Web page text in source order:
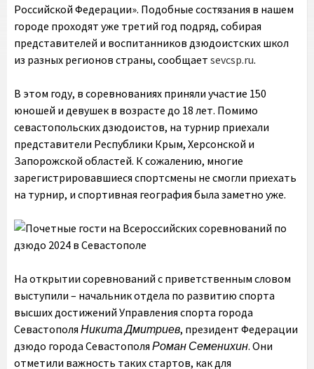
Российской Федерации». Подобные состязания в нашем
городе проходят уже третий год подряд, собирая
представителей и воспитанников дзюдоистских школ
из разных регионов страны, сообщает sevcsp.ru.
В этом году, в соревнованиях приняли участие 150
юношей и девушек в возрасте до 18 лет. Помимо
севастопольских дзюдоистов, на турнир приехали
представители Республики Крым, Херсонской и
Запорожской областей. К сожалению, многие
зарегистрировавшиеся спортсмены не смогли приехать
на турнир, и спортивная география была заметно уже.
На открытии соревнований с приветственным словом
выступили – начальник отдела по развитию спорта
высших достижений Управления спорта города
Севастополя Никита Дмитриев, президент Федерации
дзюдо города Севастополя Роман Семенихин. Они
отметили важность таких стартов, как для